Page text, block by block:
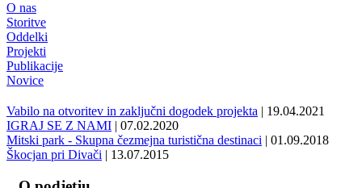
O nas
Storitve
Oddelki
Projekti
Publikacije
Novice
Vabilo na otvoritev in zaključni dogodek projekta | 19.04.2021
IGRAJ SE Z NAMI | 07.02.2020
Mitski park - Skupna čezmejna turistična destinaci | 01.09.2018
Škocjan pri Divači | 13.07.2015